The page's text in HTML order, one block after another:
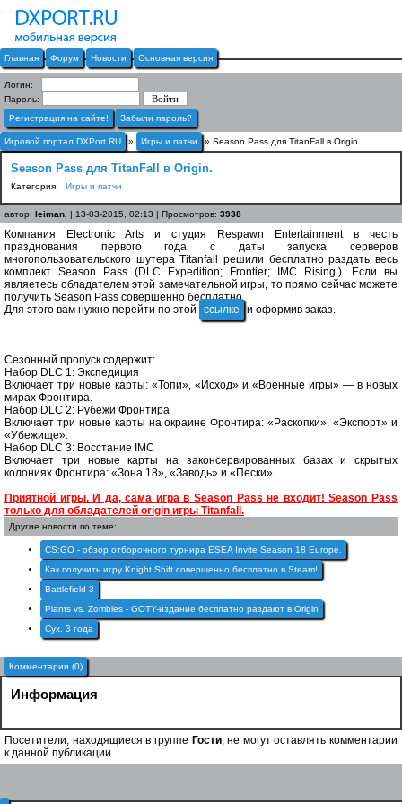
Главная Форум Новости Основная версия
Логин:
Пароль:
Регистрация на сайте!
Забыли пароль?
Игровой портал DXPort.RU » Игры и патчи » Season Pass для TitanFall в Origin.
Season Pass для TitanFall в Origin.
Категория: Игры и патчи
автор: leiman. | 13-03-2015, 02:13 | Просмотров: 3938
Компания Electronic Arts и студия Respawn Entertainment в честь
празднования первого года с даты запуска серверов
многопользовательского шутера Titanfall решили бесплатно раздать весь
комплект Season Pass (DLC Expedition; Frontier; IMC Rising.). Если вы
являетесь обладателем этой замечательной игры, то прямо сейчас можете
получить Season Pass совершенно бесплатно.
Для этого вам нужно перейти по этой
ссылке и оформив заказ.
Сезонный пропуск содержит:
Набор DLC 1: Экспедиция
Включает три новые карты: «Топи», «Исход» и «Военные игры» — в новых
мирах Фронтира.
Набор DLC 2: Рубежи Фронтира
Включает три новые карты на окраине Фронтира: «Раскопки», «Экспорт» и
«Убежище».
Набор DLC 3: Восстание IMC
Включает три новые карты на законсервированных базах и скрытых
колониях Фронтира: «Зона 18», «Заводь» и «Пески».
Приятной игры. И да, сама игра в Season Pass не входит! Season Pass
только для обладателей origin игры Titanfall.
Другие новости по теме:
CS:GO - обзор отборочного турнира ESEA Invite Season 18 Europe.
Как получить игру Knight Shift совершенно бесплатно в Steam!
Battlefield 3
Plants vs. Zombies - GOTY-издание бесплатно раздают в Origin
Cyx. 3 года
Комментарии (0)
Информация
Посетители, находящиеся в группе Гости, не могут оставлять комментарии
к данной публикации.